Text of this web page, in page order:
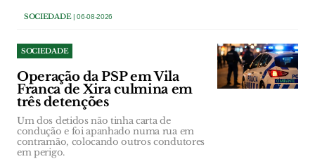
SOCIEDADE| 06-08-2026
SOCIEDADE
Operação da PSP em Vila
Franca de Xira culmina em
três detenções
Um dos detidos não tinha carta de
condução e foi apanhado numa rua em
contramão, colocando outros condutores
em perigo.